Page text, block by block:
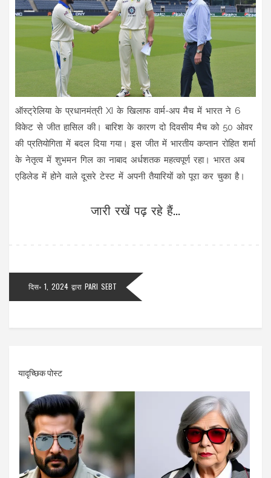
ऑस्ट्रेलिया के प्रधानमंत्री XI के खिलाफ वार्म-अप मैच में भारत ने 6
विकेट से जीत हासिल की। बारिश के कारण दो दिवसीय मैच को 50 ओवर
की प्रतियोगिता में बदल दिया गया। इस जीत में भारतीय कप्तान रोहित शर्मा
के नेतृत्व में शुभमन गिल का नाबाद अर्धशतक महत्वपूर्ण रहा। भारत अब
एडिलेड में होने वाले दूसरे टेस्ट में अपनी तैयारियों को पूरा कर चुका है।
जारी रखें पढ़ रहे हैं...
दिस॰ 1, 2024 द्वारा PARI SEBT
यादृच्छिक पोस्ट